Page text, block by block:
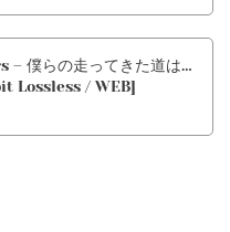
僕らの走ってきた道は…
Lossless / WEB]